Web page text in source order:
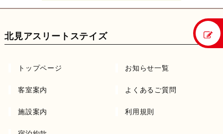
北見アスリートステイズ
トップページ お知らせ一覧
客室案内 よくあるご質問
施設案内 利用規則